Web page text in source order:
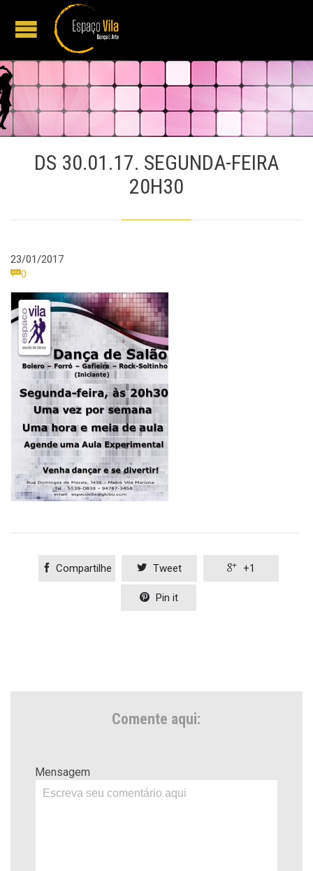
DS 30.01.17. SEGUNDA-FEIRA
20H30
23/01/2017
0
 Compartilhe  Tweet  +1
 Pin it
Comente aqui:
Mensagem